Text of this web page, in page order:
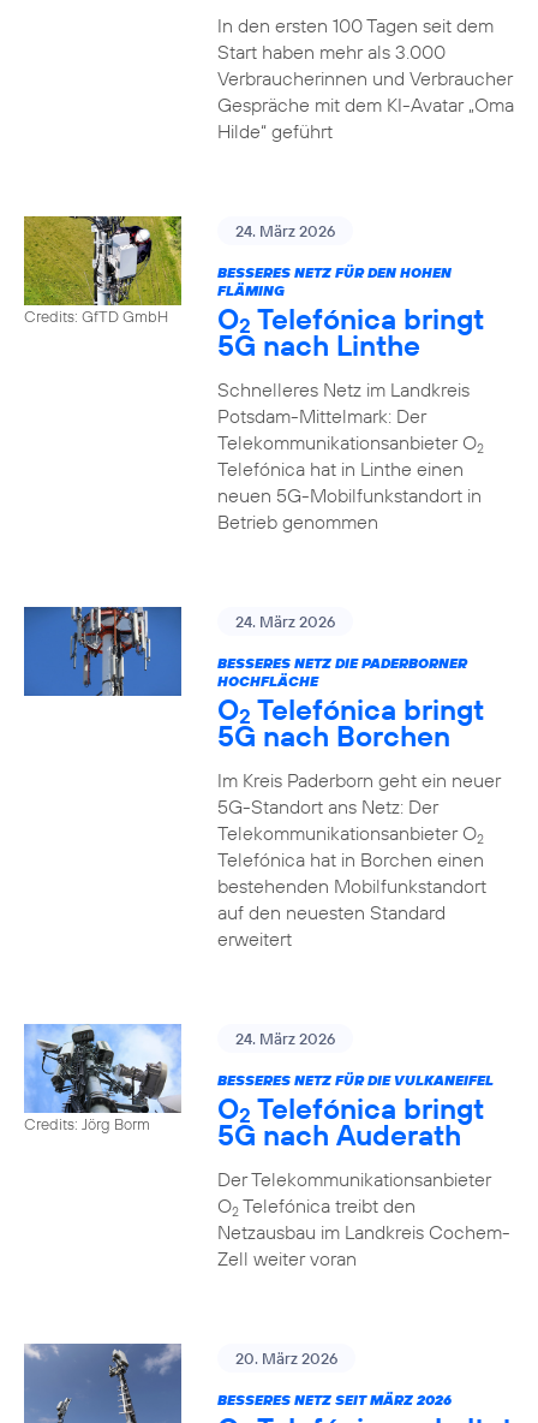
In den ersten 100 Tagen seit dem
Start haben mehr als 3.000
Verbraucherinnen und Verbraucher
Gespräche mit dem KI-Avatar „Oma
Hilde“ geführt
Credits: GfTD GmbH
24. März 2026
BESSERES NETZ FÜR DEN HOHEN
FLÄMING
O2 Telefónica bringt
5G nach Linthe
Schnelleres Netz im Landkreis
Potsdam-Mittelmark: Der
Telekommunikationsanbieter O2
Telefónica hat in Linthe einen
neuen 5G-Mobilfunkstandort in
Betrieb genommen
24. März 2026
BESSERES NETZ DIE PADERBORNER
HOCHFLÄCHE
O2 Telefónica bringt
5G nach Borchen
Im Kreis Paderborn geht ein neuer
5G-Standort ans Netz: Der
Telekommunikationsanbieter O2
Telefónica hat in Borchen einen
bestehenden Mobilfunkstandort
auf den neuesten Standard
erweitert
Credits: Jörg Borm
24. März 2026
BESSERES NETZ FÜR DIE VULKANEIFEL
O2 Telefónica bringt
5G nach Auderath
Der Telekommunikationsanbieter
O2Telefónica treibt den
Netzausbau im Landkreis Cochem-
Zell weiter voran
20. März 2026
BESSERES NETZ SEIT MÄRZ 2026